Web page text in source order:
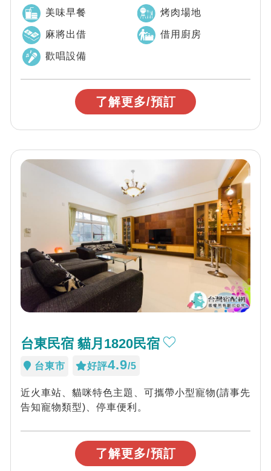
祭、可烤肉、唱歌、無敵山景，值得大家來...
美味早餐 烤肉場地
麻將出借 借用廚房
歡唱設備
了解更多/預訂
台東民宿 貓月1820民宿
台東市 好評4.9/5
近火車站、貓咪特色主題、可攜帶小型寵物(請事先
告知寵物類型)、停車便利。
了解更多/預訂